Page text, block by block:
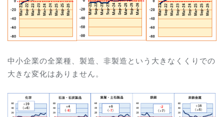
中小企業の全業種、製造、非製造という大きなくくりでの
大きな変化はありません。